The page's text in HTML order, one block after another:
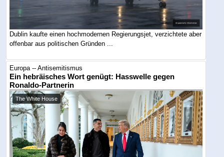
Dublin kaufte einen hochmodernen Regierungsjet, verzichtete aber
offenbar aus politischen Gründen ...
Europa -- Antisemitismus
Ein hebräisches Wort genügt: Hasswelle gegen
Ronaldo-Partnerin
The White House